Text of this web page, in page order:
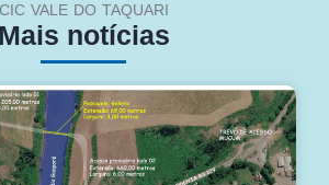
CIC VALE DO TAQUARI
Mais notícias